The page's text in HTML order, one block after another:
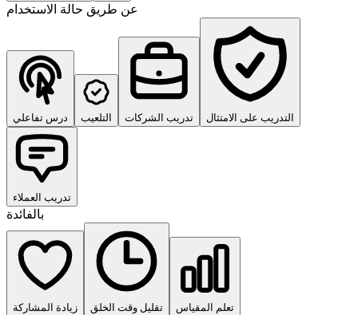
عن طريق حالة الاستخدام
درس تفاعلي التلعيب تدريب الشركات التدريب على الامتثال
تدريب العملاء
بالفائدة
زيادة المشاركة تقليل وقت الخلق تعلم المقياس